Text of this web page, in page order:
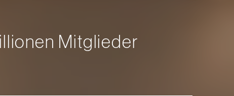
Mitglieder